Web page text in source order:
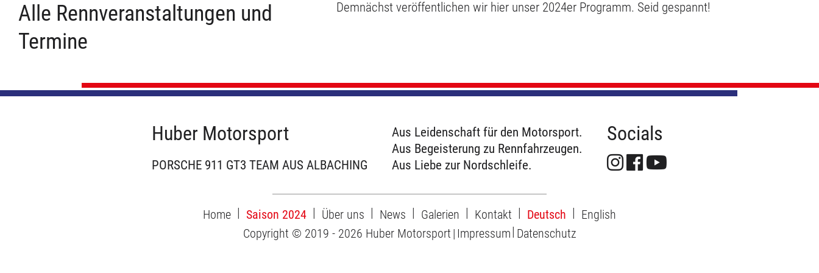
Alle Rennveranstaltungen und
Termine
Demnächst veröffentlichen wir hier unser 2024er Programm. Seid gespannt!
Huber Motorsport
PORSCHE 911 GT3 TEAM AUS ALBACHING
Aus Leidenschaft für den Motorsport.
Aus Begeisterung zu Rennfahrzeugen.
Aus Liebe zur Nordschleife.
Socials
Home Saison 2024 Über uns News Galerien Kontakt Deutsch
English
Copyright © 2019 - 2026 Huber Motorsport Impressum Datenschutz